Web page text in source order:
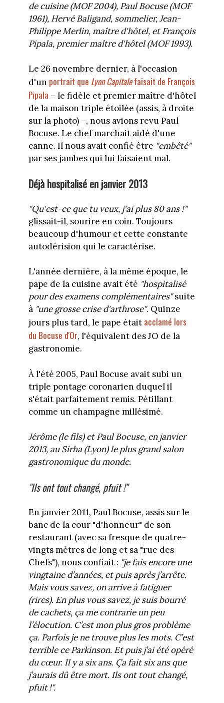
de cuisine (MOF 2004), Paul Bocuse (MOF
1961), Hervé Baligand, sommelier, Jean-
Philippe Merlin, maître d'hôtel, et François
Pipala, premier maître d'hôtel (MOF 1993).
Le 26 novembre dernier, à l'occasion
d'un portrait que Lyon Capitalefaisait de François
Pipala – le fidèle et premier maître d'hôtel
de la maison triple étoilée (assis, à droite
sur la photo) –, nous avions revu Paul
Bocuse. Le chef marchait aidé d'une
canne. Il nous avait confié être "embêté"
par ses jambes qui lui faisaient mal.
Déjà hospitalisé en janvier 2013
"Qu'est-ce que tu veux, j'ai plus 80 ans !"
glissait-il, sourire en coin. Toujours
beaucoup d'humour et cette constante
autodérision qui le caractérise.
L'année dernière, à la même époque, le
pape de la cuisine avait été "hospitalisé
pour des examens complémentaires"suite
à"une grosse crise d'arthrose". Quinze
jours plus tard, le pape était acclamé lors
du Bocuse d'Or, l'équivalent des JO de la
gastronomie.
À l'été 2005, Paul Bocuse avait subi un
triple pontage coronarien duquel il
s'était parfaitement remis. Pétillant
comme un champagne millésimé.
Jérôme (le fils) et Paul Bocuse, en janvier
2013, au Sirha (Lyon) le plus grand salon
gastronomique du monde.
"Ils ont tout changé, pfuit !"
En janvier 2011, Paul Bocuse, assis sur le
banc de la cour "d'honneur" de son
restaurant (avec sa fresque de quatre-
vingts mètres de long et sa "rue des
Chefs"), nous confiait : "je fais encore une
vingtaine d’années, et puis après j’arrête.
Mais vous savez, on arrive à fatiguer
(rires). En plus vous savez, je suis bourré
de cachets, ça me contrarie un peu
l’élocution. C’est mon plus gros problème
ça. Parfois je ne trouve plus les mots. C’est
terrible ce Parkinson. Et puis j’ai été opéré
du cœur. Il y a six ans. Ça fait six ans que
j’aurais dû être mort. Ils ont tout changé,
pfuit !".